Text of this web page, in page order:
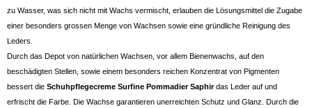
zu Wasser, was sich nicht mit Wachs vermischt, erlauben die Lösungsmittel die Zugabe
einer besonders grossen Menge von Wachsen sowie eine gründliche Reinigung des
Leders.
Durch das Depot von natürlichen Wachsen, vor allem Bienenwachs, auf den
beschädigten Stellen, sowie einem besonders reichen Konzentrat von Pigmenten
bessert die Schuhpflegecreme Surfine Pommadier Saphirdas Leder auf und
erfrischt die Farbe. Die Wachse garantieren unerreichten Schutz und Glanz. Durch die